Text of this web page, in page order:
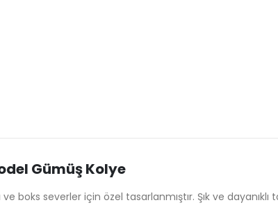
Gümüş Kolye
severler için özel tasarlanmıştır. Şık ve dayanıklı